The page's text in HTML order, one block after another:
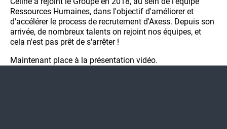
Ressources Humaines, dans l'objectif d'améliorer et
d'accélérer le process de recrutement d'Axess. Depuis son
arrivée, de nombreux talents on rejoint nos équipes, et
cela n'est pas prêt de s'arrêter !
Maintenant place à la présentation vidéo.